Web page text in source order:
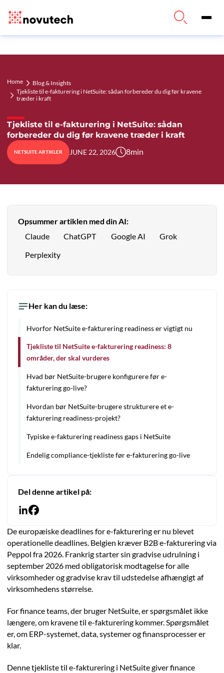
Home
Blog & Insights
Tjekliste til e-fakturering i NetSuite: sådan forbereder du dig før kravene
træder i kraft
Tjekliste til e-fakturering i NetSuite: sådan
forbereder du dig før kravene træder i kraft
NETSUITE ARTIKLER JUNE 22, 2026 8min
Opsummer artiklen med din AI:
Claude
ChatGPT Google AI Grok
Perplexity
Her kan du læse:
Hvorfor NetSuite e-fakturering readiness er vigtigt nu
Tjekliste til NetSuite e-fakturering readiness: 8
områder, der skal vurderes
Hvad bør NetSuite-brugere konfigurere før e-
fakturering go-live?
Hvordan bør NetSuite-brugere strukturere et e-
fakturering readiness-projekt?
Typiske e-fakturering readiness gaps i NetSuite
Endelig compliance-tjekliste før e-fakturering go-live
Del denne artikel på:
De europæiske deadlines for e-fakturering er nu blevet
operationelle deadlines. Belgien kræver B2B e-fakturering via
Peppol fra 2026. Frankrig starter sin gradvise udrulning i
september 2026 med obligatorisk modtagelse for alle
virksomheder og gradvise krav til udstedelse afhængigt af
virksomhedens størrelse.
For finance teams, der bruger NetSuite, er spørgsmålet ikke
længere, om kravene til e-fakturering kommer. Spørgsmålet
er, om ERP-systemet, data, systemer og finansprocesser er
klar.
Denne tjekliste til e-fakturering i NetSuite giver finance